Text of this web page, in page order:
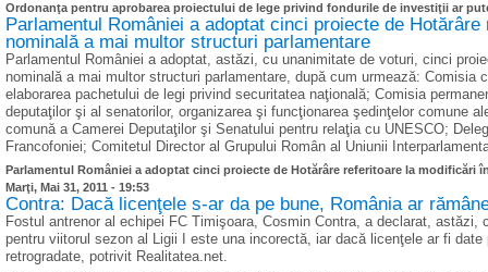
Ordonanţa pentru aprobarea proiectului de lege privind fondurile de investiţii ar
Parlamentul României a adoptat cinci proiecte de
nominală a mai multor structuri parlamentare
Parlamentul României a adoptat, astăzi, cu unanimitate de voturi, cinci
nominală a mai multor structuri parlamentare, după cum urmează: Comisia
elaborarea pachetului de legi privind securitatea naţională; Comisia
deputaţilor şi al senatorilor, organizarea şi funcţionarea şedinţelor comune
comună a Camerei Deputaţilor şi Senatului pentru relaţia cu UNESCO;
Francofoniei; Comitetul Director al Grupului Român al Uniunii
Parlamentul României a adoptat cinci proiecte de Hotărâre referitoare la
Marţi, Mai 31, 2011 - 19:53
Contra: Dacă licenţele s-ar da pe bune, România ar
Fostul antrenor al echipei FC Timişoara, Cosmin Contra, a declarat,
pentru viitorul sezon al Ligii I este una incorectă, iar dacă licenţele ar fi
retrogradate, potrivit Realitatea.net.